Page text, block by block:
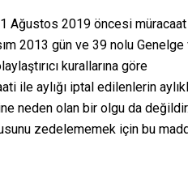
Ağustos 2019 öncesi müracaat
2013 gün ve 39 nolu Genelge
kurallarına göre
ile aylığı iptal edilenlerin
neden olan bir olgu da değildir.
zedelememek için bu